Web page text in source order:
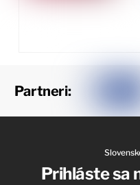
Partneri:
Prihláste sa